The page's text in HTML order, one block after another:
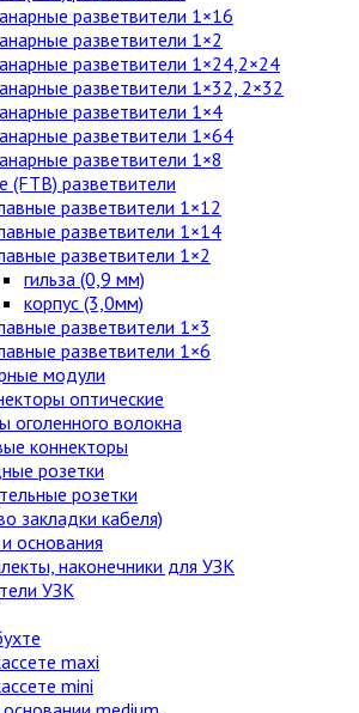
разветвители 1×16
разветвители 1×2
разветвители 1×24,2×24
разветвители 1×32, 2×32
разветвители 1×4
разветвители 1×64
разветвители 1×8
(FTB) разветвители
разветвители 1×12
разветвители 1×14
разветвители 1×2
гильза (0,9 мм)
корпус (3,0мм)
разветвители 1×3
разветвители 1×6
модули
оптические
оголенного волокна
коннекторы
розетки
розетки
закладки кабеля)
основания
наконечники для УЗК
УЗК
maxi
mini